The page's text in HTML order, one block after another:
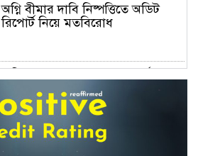
অগ্নি বীমার দাবি নিষ্পত্তিতে অডিট
রিপোর্ট নিয়ে মতবিরোধ
সংকুচিত হচ্ছে আর্থিক প্রতিষ্ঠান খাত